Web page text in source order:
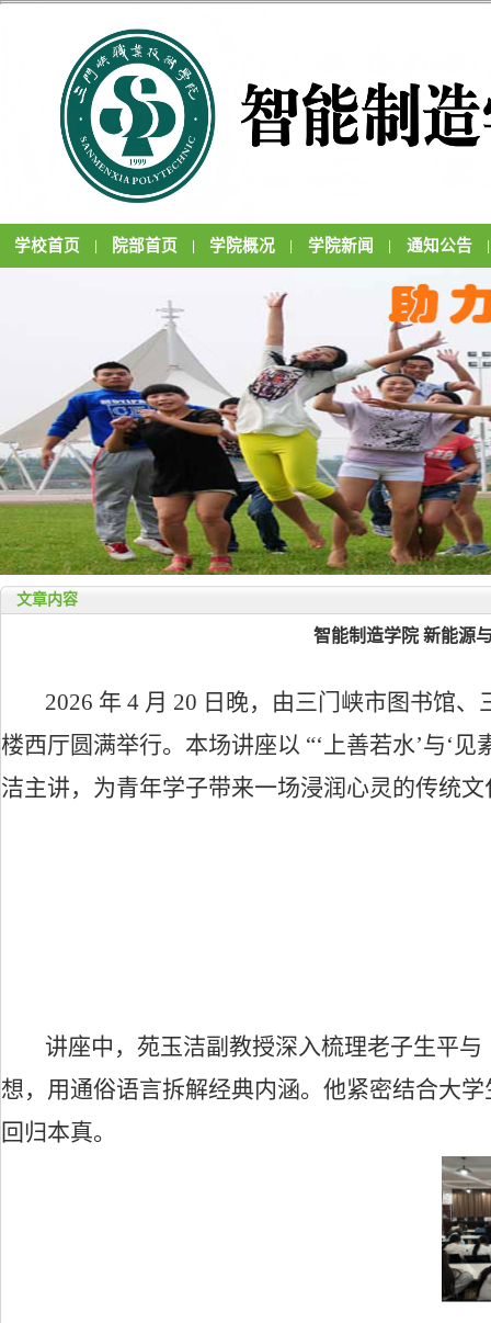
学校首页 院部首页 学院概况 学院新闻 通知公告
文章内容
智能制造学院 新能源
2026 年 4 月 20 日晚，由三门峡市图书馆
楼西厅圆满举行。本场讲座以 “‘上善若水’与‘
洁主讲，为青年学子带来一场浸润心灵的传统
讲座中，苑玉洁副教授深入梳理老子生平与
想，用通俗语言拆解经典内涵。他紧密结合大
回归本真。